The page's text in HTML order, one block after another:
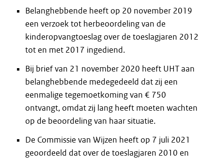
Belanghebbende heeft op 20 november 2019
een verzoek tot herbeoordeling van de
kinderopvangtoeslag over de toeslagjaren 2012
tot en met 2017 ingediend.
Bij brief van 21 november 2020 heeft UHT aan
belanghebbende medegedeeld dat zij een
eenmalige tegemoetkoming van € 750
ontvangt, omdat zij lang heeft moeten wachten
op de beoordeling van haar situatie.
De Commissie van Wijzen heeft op 7 juli 2021
geoordeeld dat over de toeslagjaren 2010 en